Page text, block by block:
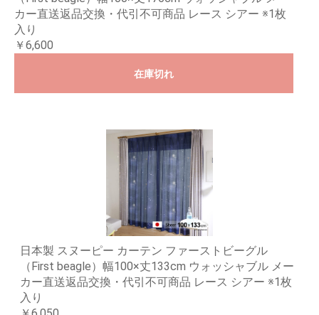
カー直送返品交換・代引不可商品 レース シアー ※1枚
入り
￥6,600
在庫切れ
日本製 スヌーピー カーテン ファーストビーグル
（First beagle）幅100×丈133cm ウォッシャブル メー
カー直送返品交換・代引不可商品 レース シアー ※1枚
入り